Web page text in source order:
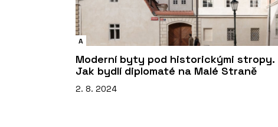
A
Moderní byty pod historickými stropy.
Jak bydlí diplomaté na Malé Straně
2. 8. 2024